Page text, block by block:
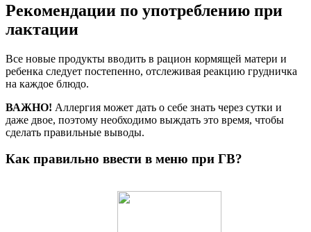
Рекомендации по употреблению при
лактации
Все новые продукты вводить в рацион кормящей матери и
ребенка следует постепенно, отслеживая реакцию грудничка
на каждое блюдо.
ВАЖНО! Аллергия может дать о себе знать через сутки и
даже двое, поэтому необходимо выждать это время, чтобы
сделать правильные выводы.
Как правильно ввести в меню при ГВ?